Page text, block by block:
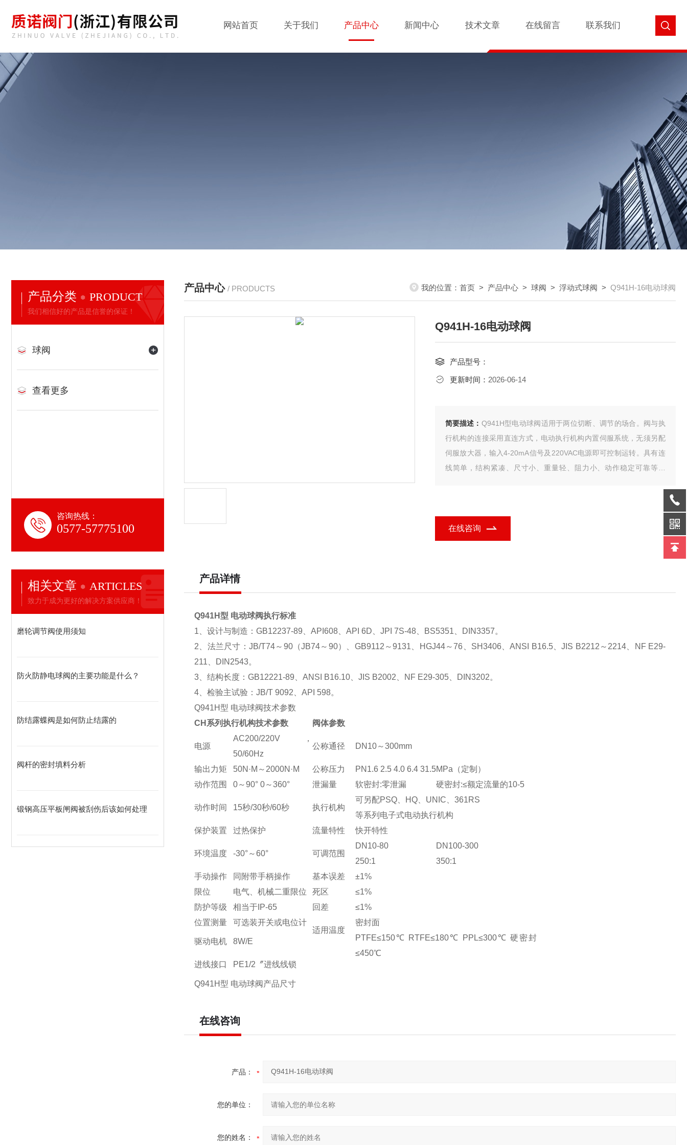
网站首页 关于我们 产品中心 新闻中心 技术文章 在线留言 联系我们
产品分类 PRODUCT
我们相信好的产品是信誉的保证！
球阀
查看更多
咨询热线：
0577-57775100
相关文章 ARTICLES
致力于成为更好的解决方案供应商！
磨轮调节阀使用须知
防火防静电球阀的主要功能是什么？
防结露蝶阀是如何防止结露的
阀杆的密封填料分析
锻钢高压平板闸阀被刮伤后该如何处理
产品中心 / PRODUCTS 我的位置： 首页 > 产品中心 > 球阀 > 浮动式球阀 > Q941H-16电动球阀
Q941H-16电动球阀
产品型号：
更新时间： 2026-06-14
简要描述： Q941H型电动球阀适用于两位切断、调节的场合。阀与执
行机构的连接采用直连方式，电动执行机构内置伺服系统，无须另配
伺服放大器，输入4-20mA信号及220VAC电源即可控制运转。具有连
线简单，结构紧凑、尺寸小、重量轻、阻力小、动作稳定可靠等优
在线咨询
产品详情
Q941H型 电动球阀执行标准
1、设计与制造：GB12237-89、API608、API 6D、JPI 7S-48、BS5351、DIN3357。
2、法兰尺寸：JB/T74～90（JB74～90）、GB9112～9131、HGJ44～76、SH3406、ANSI B16.5、JIS B2212～2214、NF E29-
211、DIN2543。
3、结构长度：GB12221-89、ANSI B16.10、JIS B2002、NF E29-305、DIN3202。
4、检验主试验：JB/T 9092、API 598。
Q941H型 电动球阀技术参数
CH系列执行机构技术参数
阀体参数
电源
AC200/220V，
50/60Hz
公称通径 DN10～300mm
输出力矩 50N·M～2000N·M 公称压力
PN1.6 2.5 4.0 6.4 31.5MPa（定制）
动作范围
0～90° 0～360° 泄漏量 软密封:零泄漏 硬密封:≤额定流量的10-5
动作时间 15秒/30秒/60秒 执行机构
可另配PSQ、HQ、UNIC、361RS
等系列电子式电动执行机构
保护装置
过热保护 流量特性 快开特性
环境温度 -30°～60° 可调范围
DN10-80
DN100-300
250:1
350:1
手动操作
同附带手柄操作 基本误差
±1%
限位
电气、机械二重限位 死区
≤1%
防护等级
相当于IP-65 回差
≤1%
位置测量
可选装开关或电位计
适用温度
密封面
驱动电机 8W/E
PTFE≤150℃ RTFE≤180℃ PPL≤300℃ 硬密封
≤450℃
进线接口
PE1/2〞进线线锁
Q941H型 电动球阀产品尺寸
在线咨询
产品：
您的单位：
您的姓名：